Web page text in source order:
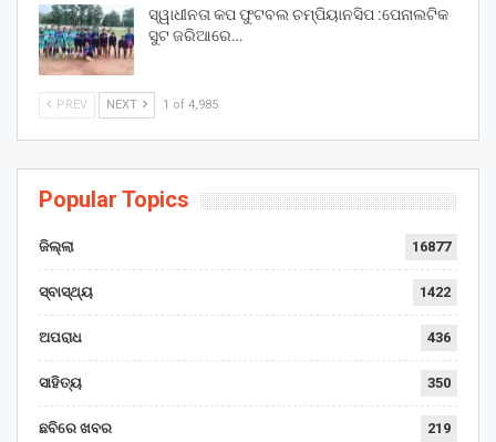
ସ୍ୱାଧୀନତା କପ ଫୁଟବଲ ଚମ୍ପିୟାନସିପ :ପେନାଲଟିକ
ସୁଟ ଜରିଆରେ…
PREV NEXT 1 of 4,985
Popular Topics
ଜିଲ୍ଲା 16877
ସ୍ବାସ୍ଥ୍ୟ 1422
ଅପରାଧ 436
ସାହିତ୍ୟ 350
ଛବିରେ ଖବର 219